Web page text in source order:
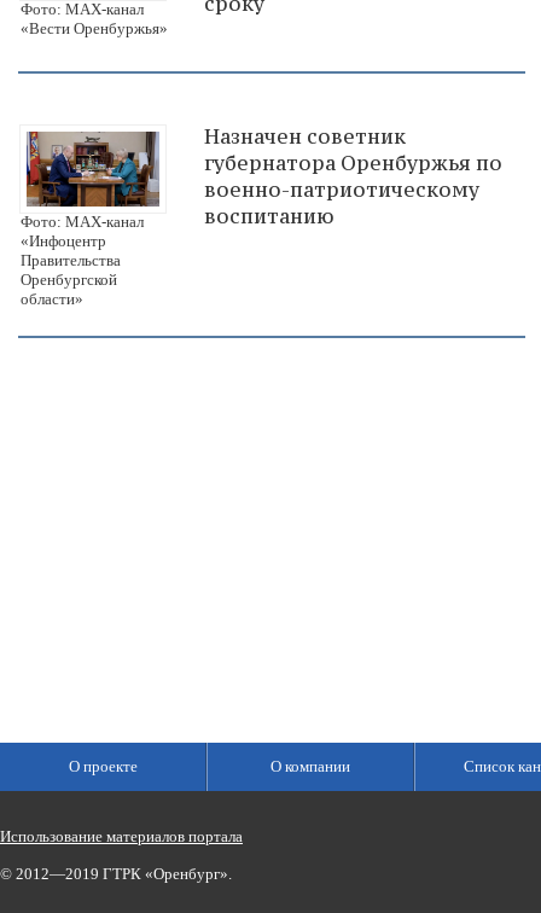
Фото: МАХ-канал
«Вести Оренбуржья»
Фото: МАХ-канал
«Инфоцентр
Правительства
Оренбургской
области»
Назначен советник
губернатора Оренбуржья по
военно-патриотическому
воспитанию
О проекте О компании Список
Использование материалов портала
© 2012—2019 ГТРК «Оренбург».